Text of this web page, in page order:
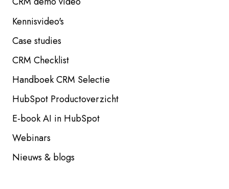
Kennisvideo's
Case studies
CRM Checklist
Handboek CRM Selectie
HubSpot Productoverzicht
E-book AI in HubSpot
Webinars
Nieuws & blogs